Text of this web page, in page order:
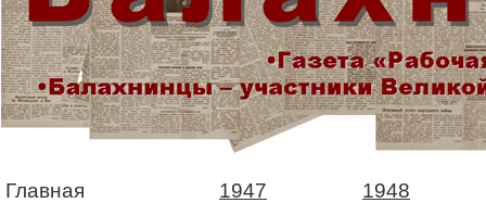
Главная 1947
1948